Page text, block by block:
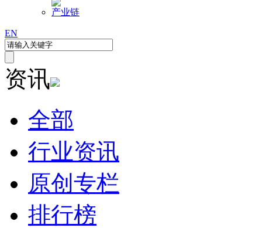
产业链
EN
资讯
全部
行业资讯
原创专栏
排行榜